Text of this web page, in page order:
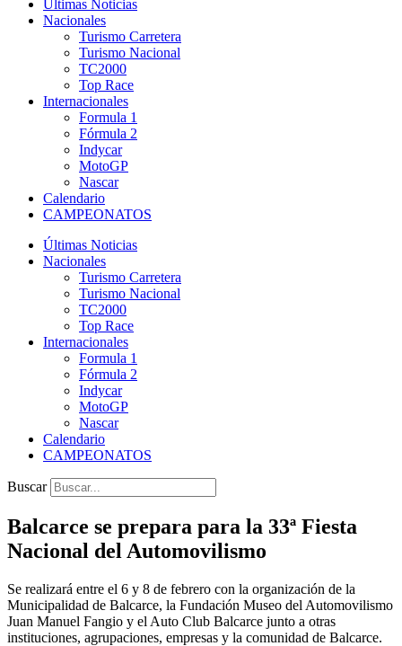
Últimas Noticias
Nacionales
Turismo Carretera
Turismo Nacional
TC2000
Top Race
Internacionales
Formula 1
Fórmula 2
Indycar
MotoGP
Nascar
Calendario
CAMPEONATOS
Últimas Noticias
Nacionales
Turismo Carretera
Turismo Nacional
TC2000
Top Race
Internacionales
Formula 1
Fórmula 2
Indycar
MotoGP
Nascar
Calendario
CAMPEONATOS
Buscar
Balcarce se prepara para la 33ª Fiesta
Nacional del Automovilismo
Se realizará entre el 6 y 8 de febrero con la organización de la
Municipalidad de Balcarce, la Fundación Museo del Automovilismo
Juan Manuel Fangio y el Auto Club Balcarce junto a otras
instituciones, agrupaciones, empresas y la comunidad de Balcarce.